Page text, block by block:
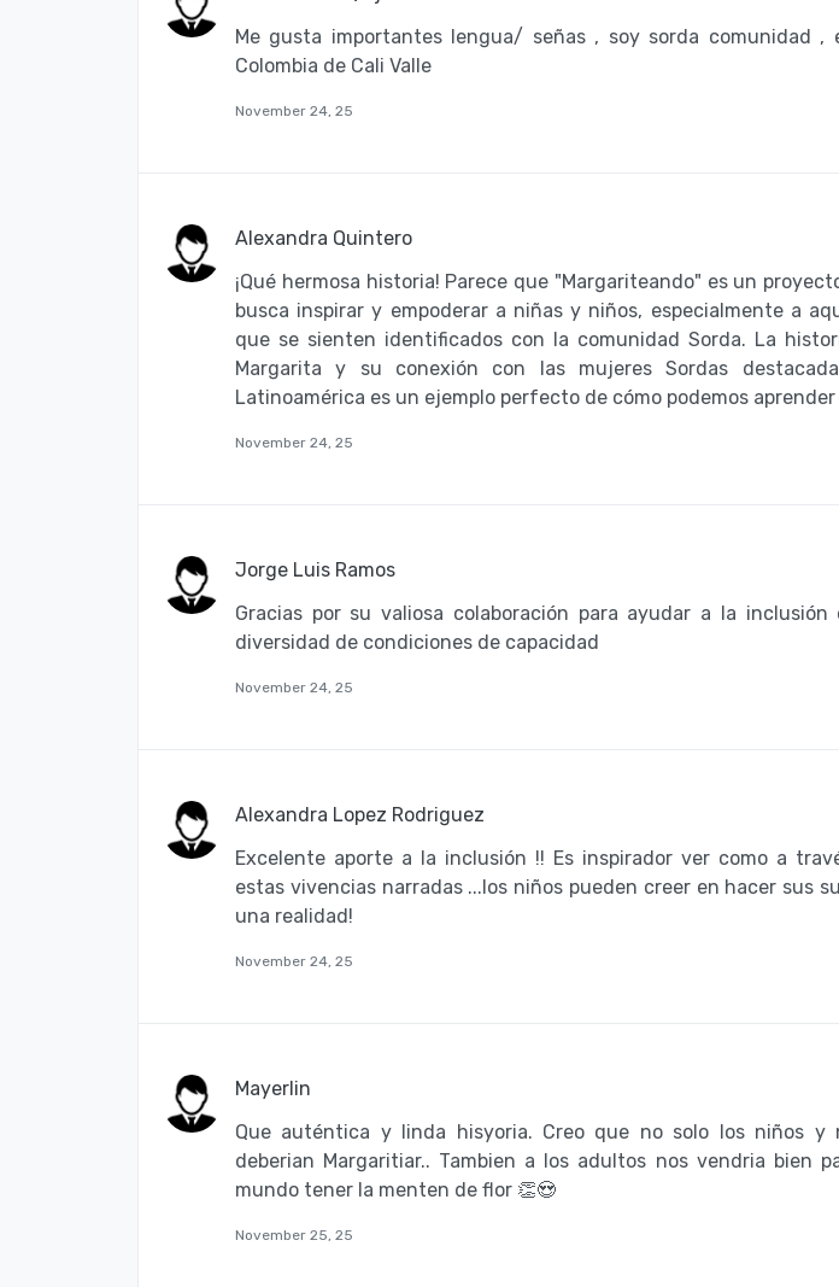
Me gusta importantes lengua/ señas , soy sorda comunidad ,
Colombia de Cali Valle
November 24, 25
Alexandra Quintero
¡Qué hermosa historia! Parece que "Margariteando" es un
busca inspirar y empoderar a niñas y niños, especialmente a
que se sienten identificados con la comunidad Sorda. La
Margarita y su conexión con las mujeres Sordas
Latinoamérica es un ejemplo perfecto de cómo podemos
November 24, 25
Jorge Luis Ramos
Gracias por su valiosa colaboración para ayudar a la inclusión
diversidad de condiciones de capacidad
November 24, 25
Alexandra Lopez Rodriguez
Excelente aporte a la inclusión !! Es inspirador ver como a
estas vivencias narradas ...los niños pueden creer en hacer sus
una realidad!
November 24, 25
Mayerlin
Que auténtica y linda hisyoria. Creo que no solo los niños y
deberian Margaritiar.. Tambien a los adultos nos vendria bien
mundo tener la menten de flor 👏😍
November 25, 25